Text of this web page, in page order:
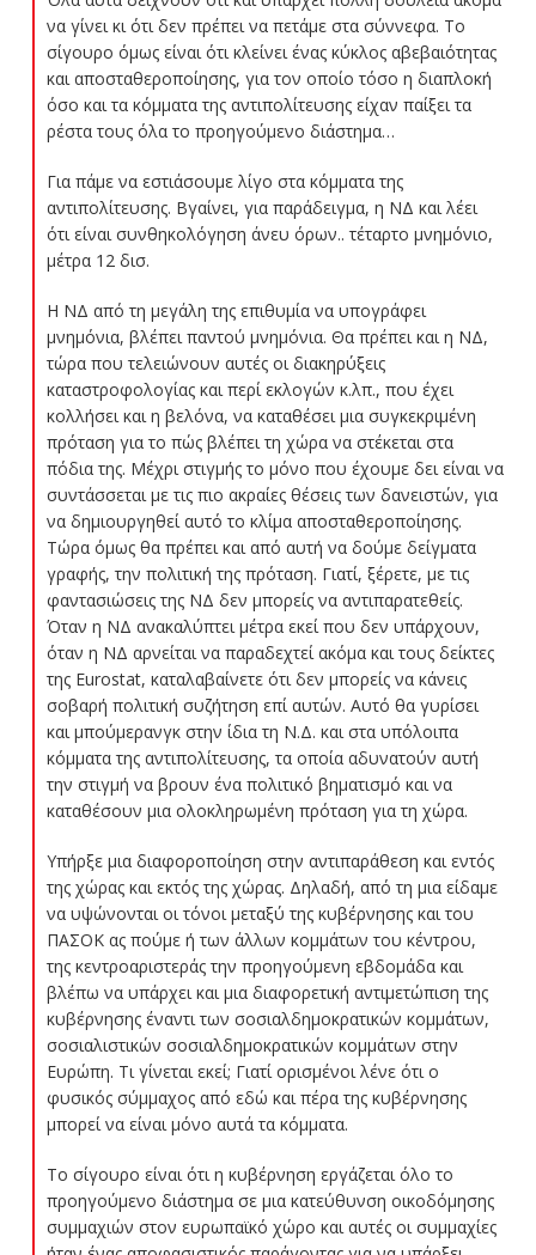
να γίνει κι ότι δεν πρέπει να πετάμε στα σύννεφα. Το
σίγουρο όμως είναι ότι κλείνει ένας κύκλος αβεβαιότητας
και αποσταθεροποίησης, για τον οποίο τόσο η διαπλοκή
όσο και τα κόμματα της αντιπολίτευσης είχαν παίξει τα
ρέστα τους όλα το προηγούμενο διάστημα…
Για πάμε να εστιάσουμε λίγο στα κόμματα της
αντιπολίτευσης. Βγαίνει, για παράδειγμα, η ΝΔ και λέει
ότι είναι συνθηκολόγηση άνευ όρων.. τέταρτο μνημόνιο,
μέτρα 12 δισ.
Η ΝΔ από τη μεγάλη της επιθυμία να υπογράφει
μνημόνια, βλέπει παντού μνημόνια. Θα πρέπει και η ΝΔ,
τώρα που τελειώνουν αυτές οι διακηρύξεις
καταστροφολογίας και περί εκλογών κ.λπ., που έχει
κολλήσει και η βελόνα, να καταθέσει μια συγκεκριμένη
πρόταση για το πώς βλέπει τη χώρα να στέκεται στα
πόδια της. Μέχρι στιγμής το μόνο που έχουμε δει είναι να
συντάσσεται με τις πιο ακραίες θέσεις των δανειστών, για
να δημιουργηθεί αυτό το κλίμα αποσταθεροποίησης.
Τώρα όμως θα πρέπει και από αυτή να δούμε δείγματα
γραφής, την πολιτική της πρόταση. Γιατί, ξέρετε, με τις
φαντασιώσεις της ΝΔ δεν μπορείς να αντιπαρατεθείς.
Όταν η ΝΔ ανακαλύπτει μέτρα εκεί που δεν υπάρχουν,
όταν η ΝΔ αρνείται να παραδεχτεί ακόμα και τους δείκτες
της Eurostat, καταλαβαίνετε ότι δεν μπορείς να κάνεις
σοβαρή πολιτική συζήτηση επί αυτών. Αυτό θα γυρίσει
και μπούμερανγκ στην ίδια τη Ν.Δ. και στα υπόλοιπα
κόμματα της αντιπολίτευσης, τα οποία αδυνατούν αυτή
την στιγμή να βρουν ένα πολιτικό βηματισμό και να
καταθέσουν μια ολοκληρωμένη πρόταση για τη χώρα.
Υπήρξε μια διαφοροποίηση στην αντιπαράθεση και εντός
της χώρας και εκτός της χώρας. Δηλαδή, από τη μια είδαμε
να υψώνονται οι τόνοι μεταξύ της κυβέρνησης και του
ΠΑΣΟΚ ας πούμε ή των άλλων κομμάτων του κέντρου,
της κεντροαριστεράς την προηγούμενη εβδομάδα και
βλέπω να υπάρχει και μια διαφορετική αντιμετώπιση της
κυβέρνησης έναντι των σοσιαλδημοκρατικών κομμάτων,
σοσιαλιστικών σοσιαλδημοκρατικών κομμάτων στην
Ευρώπη. Τι γίνεται εκεί; Γιατί ορισμένοι λένε ότι ο
φυσικός σύμμαχος από εδώ και πέρα της κυβέρνησης
μπορεί να είναι μόνο αυτά τα κόμματα.
Το σίγουρο είναι ότι η κυβέρνηση εργάζεται όλο το
προηγούμενο διάστημα σε μια κατεύθυνση οικοδόμησης
συμμαχιών στον ευρωπαϊκό χώρο και αυτές οι συμμαχίες